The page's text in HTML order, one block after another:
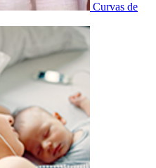
Curvas de